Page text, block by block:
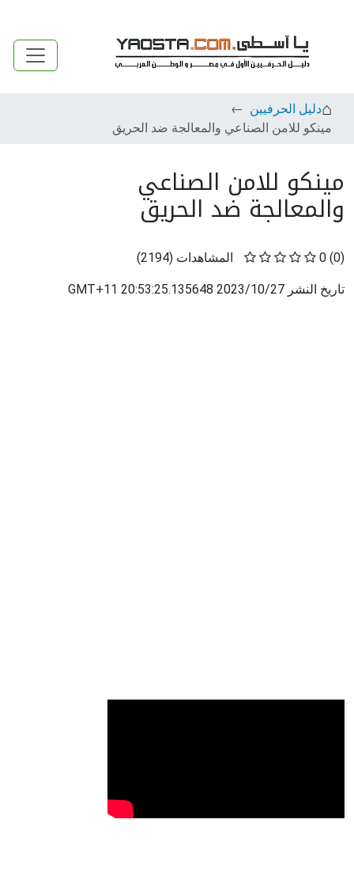
دليل الحرفيين
مينكو للامن الصناعي والمعالجة ضد الحريق
مينكو للامن الصناعي
والمعالجة ضد الحريق
(0)
0 المشاهدات (
2194
)
تاريخ النشر 2023/10/27 20:53:25.135648 GMT+11